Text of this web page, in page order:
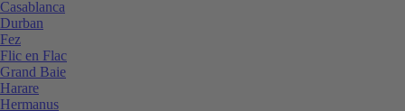
Casablanca
Durban
Fez
Flic en Flac
Grand Baie
Harare
Hermanus